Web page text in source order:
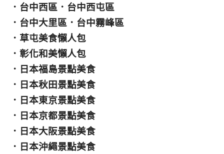
． 台中西區 ． 台中西屯區
． 台中大里區 ． 台中霧峰區
． 草屯美食懶人包
． 彰化和美懶人包
． 日本福島景點美食
． 日本秋田景點美食
． 日本東京景點美食
． 日本京都景點美食
． 日本大阪景點美食
． 日本沖繩景點美食